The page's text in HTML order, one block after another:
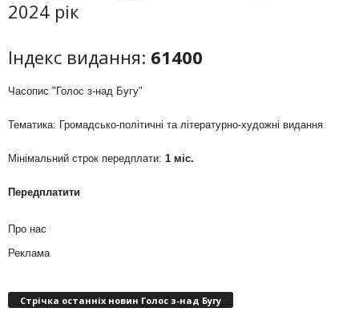
2024 рік
Індекс видання: 61400
Часопис "Голос з-над Бугу"
Тематика: Громадсько-політичні та літературно-художні видання
Мінімальний строк передплати: 1 міс.
Передплатити
Про нас
Реклама
Стрічка останніх новин Голос з-над Бугу